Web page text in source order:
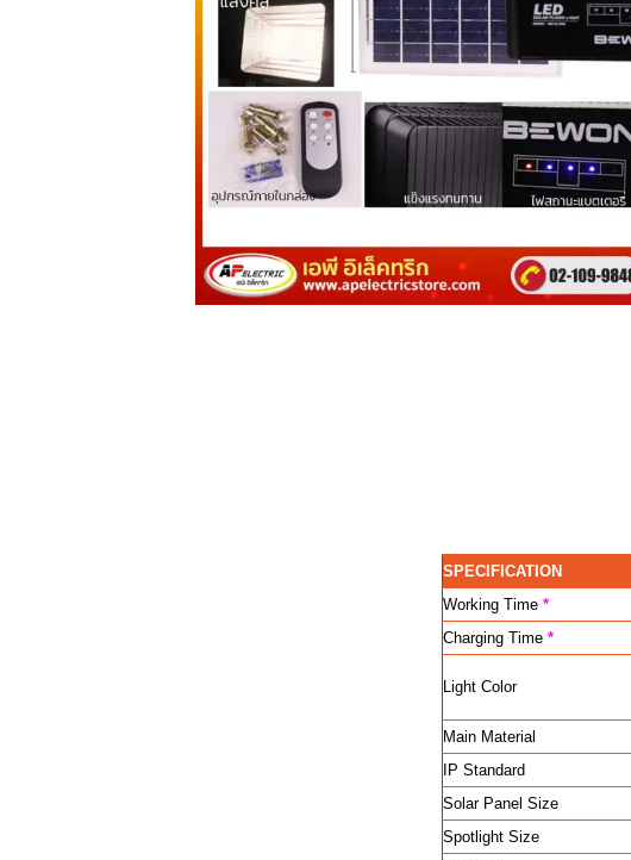
SPECIFICATION
Working Time *
Charging Time *
Light Color
Main Material
IP Standard
Solar Panel Size
Spotlight Size